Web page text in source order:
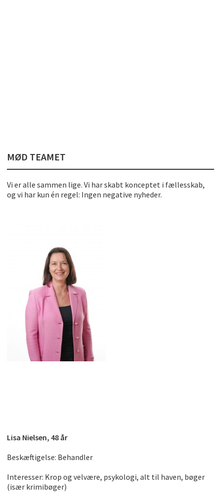
MØD TEAMET
Vi er alle sammen lige. Vi har skabt konceptet i fællesskab,
og vi har kun én regel: Ingen negative nyheder.
Lisa Nielsen, 48 år
Beskæftigelse: Behandler
Interesser: Krop og velvære, psykologi, alt til haven, bøger
(især krimibøger)